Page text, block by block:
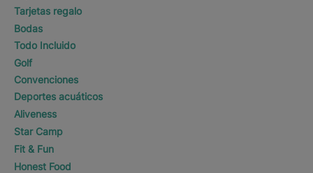
Tarjetas regalo
Bodas
Todo Incluido
Golf
Convenciones
Deportes acuáticos
Aliveness
Star Camp
Fit & Fun
Honest Food